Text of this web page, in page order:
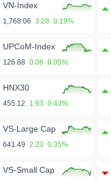
VN-Index
1,768.06 3.28 0.19%
UPCoM-Index
126.88 0.06 0.05%
HNX30
455.12 1.93 0.43%
VS-Large Cap
641.49 2.23 0.35%
VS-Small Cap